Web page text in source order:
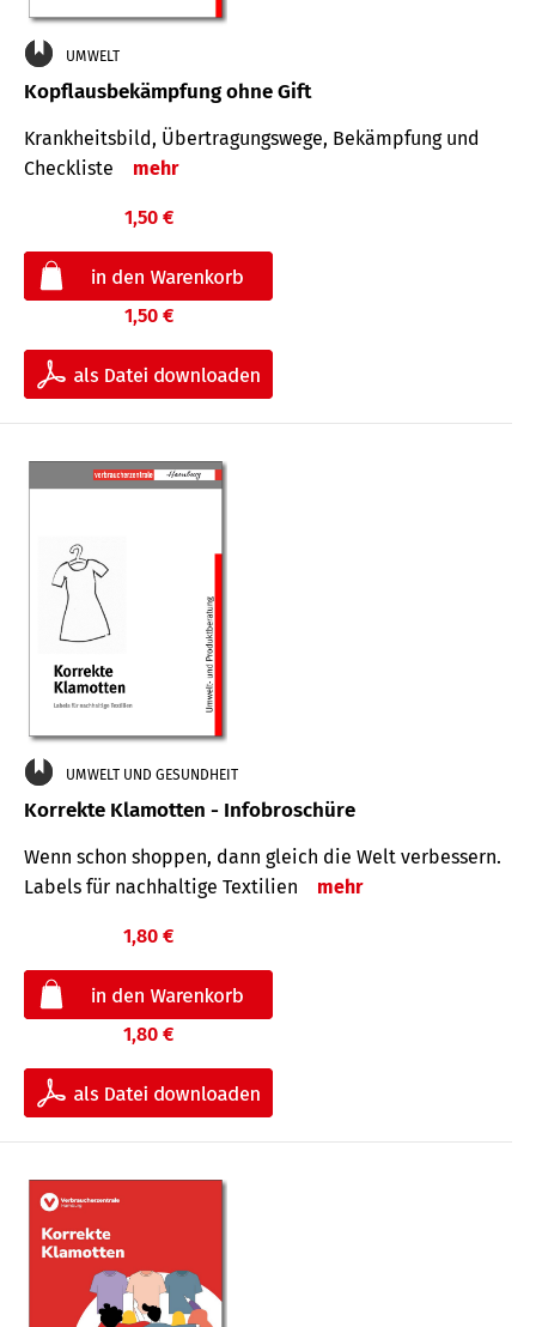
UMWELT
Kopflausbekämpfung ohne Gift
Krankheits­bild, Übertra­gungs­wege, Bekämpfung und
Check­liste
mehr
1,50 €
1,50 €
UMWELT UND GESUNDHEIT
Korrekte Klamotten - Infobroschüre
Wenn schon shoppen, dann gleich die Welt verbessern.
Labels für nachhaltige Textilien
mehr
1,80 €
1,80 €